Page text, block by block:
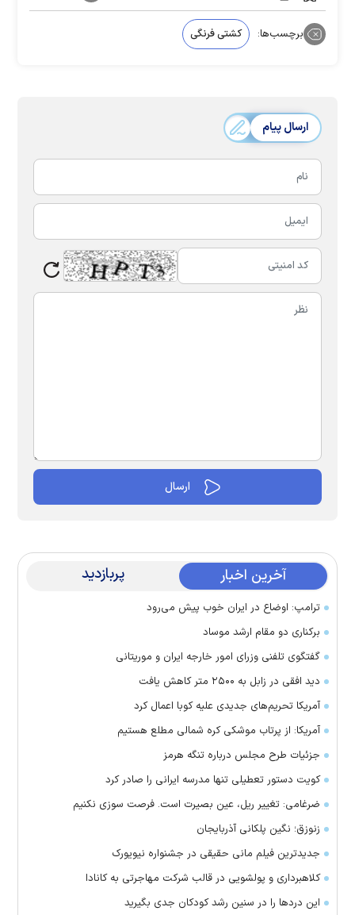
برچسب‌ها: کشتی فرنگی
ارسال پیام
آخرین اخبار پربازدید
ترامپ: اوضاع در ایران خوب پیش می‌رود
برکناری دو مقام ارشد موساد
گفتگوی تلفنی وزرای امور خارجه ایران و موریتانی
دید افقی در زابل به ۲۵۰۰ متر کاهش یافت
آمریکا تحریم‌های جدیدی علیه کوبا اعمال کرد
آمریکا: از پرتاب موشکی کره شمالی مطلع هستیم
جزئیات طرح مجلس درباره تنگه هرمز
کویت دستور تعطیلی تنها مدرسه ایرانی را صادر کرد
ضرغامی: تغییر ریل، عین بصیرت است. فرصت سوزی نکنیم
زنوزق؛ نگین پلکانی آذربایجان
جدیدترین فیلم مانی حقیقی در جشنواره نیویورک
کلاهبرداری و پولشویی در قالب شرکت مهاجرتی به کانادا
این درد‌ها را در سنین رشد کودکان جدی بگیرید